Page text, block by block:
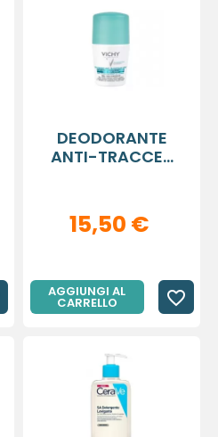
DEODORANTE
ANTI-TRACCE...
15,50 €
AGGIUNGI AL
CARRELLO favorite_border